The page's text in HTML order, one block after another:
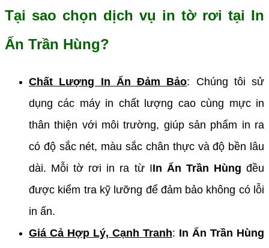
Tại sao chọn dịch vụ in tờ rơi tại In
Ấn Trần Hùng?
Chất Lượng In Ấn Đảm Bảo: Chúng tôi sử
dụng các máy in chất lượng cao cùng mực in
thân thiện với môi trường, giúp sản phẩm in ra
có độ sắc nét, màu sắc chân thực và độ bền lâu
dài. Mỗi tờ rơi in ra từ IIn Ấn Trần Hùng đều
được kiểm tra kỹ lưỡng để đảm bảo không có lỗi
in ấn.
Giá Cả Hợp Lý, Cạnh Tranh: In Ấn Trần Hùng